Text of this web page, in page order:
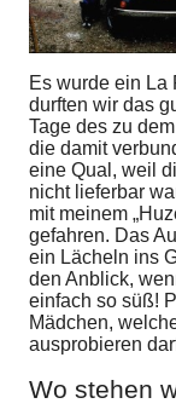
Es wurde ein La
durften wir das
Tage des zu
die damit
eine Qual, weil
nicht lieferbar
mit meinem
gefahren. Das
ein Lächeln ins
den Anblick,
einfach so süß!
Mädchen,
ausprobieren
Wo stehen